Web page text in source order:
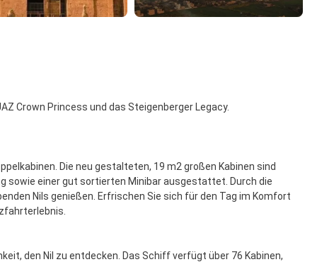
Crown Princess und das Steigenberger Legacy.
Die neu gestalteten, 19 m2 großen Kabinen sind
sowie einer gut sortierten Minibar ausgestattet. Durch die
Nils genießen. Erfrischen Sie sich für den Tag im Komfort
den Nil zu entdecken. Das Schiff verfügt über 76 Kabinen,